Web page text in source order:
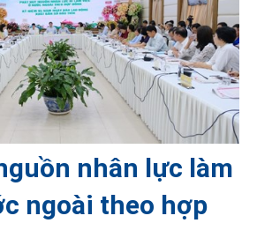
nhân lực làm
ngoài theo hợp